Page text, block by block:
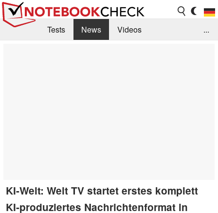
Tests News
Videos
...
KI-Welt: Welt TV startet erstes komplett
KI-produziertes Nachrichtenformat in